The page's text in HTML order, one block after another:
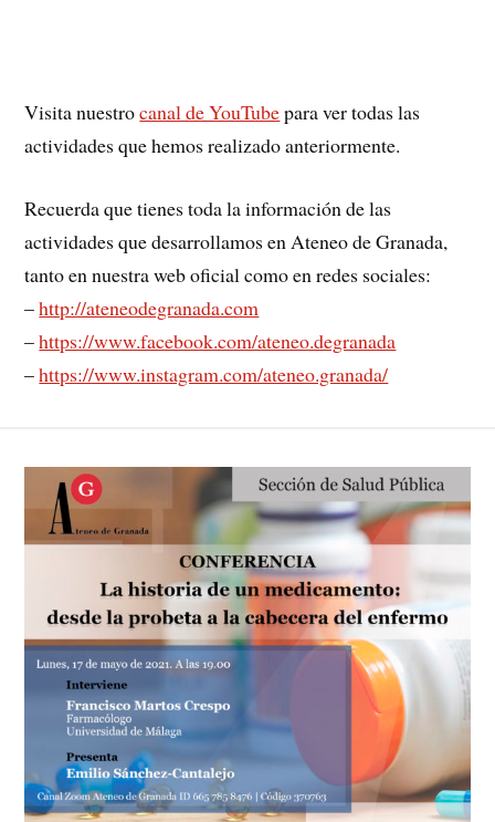
Visita nuestrocanal de YouTubepara ver todas las
actividades que hemos realizado anteriormente.
Recuerda que tienes toda la información de las
actividades que desarrollamos en Ateneo de Granada,
tanto en nuestra web oficial como en redes sociales:
–http://ateneodegranada.com
–https://www.facebook.com/ateneo.degranada
–https://www.instagram.com/ateneo.granada/